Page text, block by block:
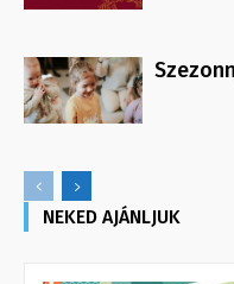
NEKED AJÁNLJUK